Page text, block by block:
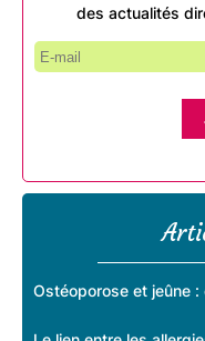
des actualités
Ostéoporose et jeûne